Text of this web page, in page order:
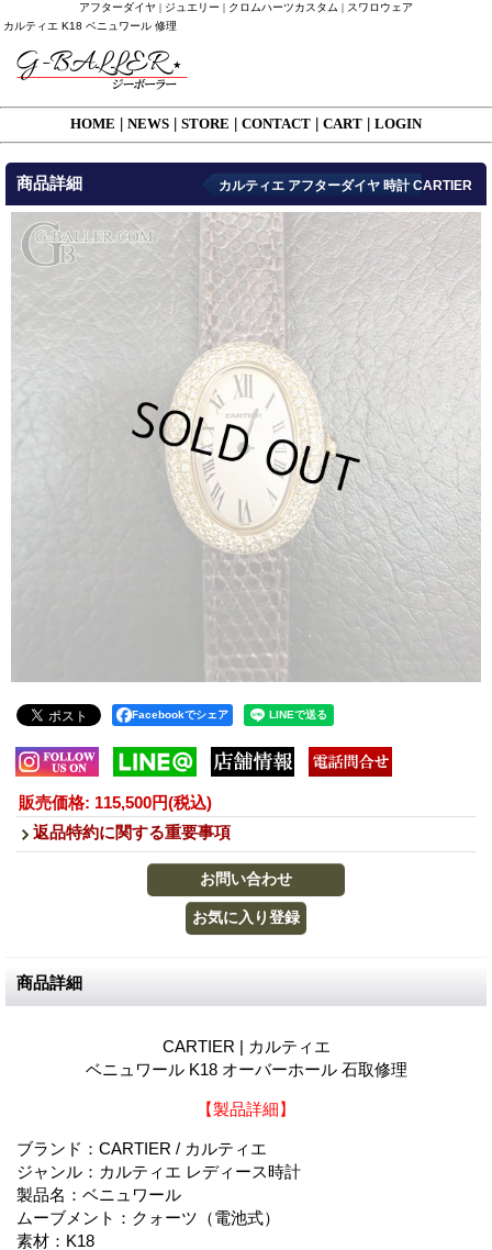
アフターダイヤ | ジュエリー | クロムハーツカスタム | スワロウェア
カルティエ K18 ベニュワール 修理
HOME NEWS STORE CONTACT CART LOGIN
商品詳細 カルティエ アフターダイヤ 時計 CARTIER
Facebookでシェア
販売価格: 115,500円(税込)
返品特約に関する重要事項
商品詳細
CARTIER | カルティエ
ベニュワール K18 オーバーホール 石取修理
【製品詳細】
ブランド：CARTIER / カルティエ
ジャンル：カルティエ レディース時計
製品名：ベニュワール
ムーブメント：クォーツ（電池式）
素材：K18